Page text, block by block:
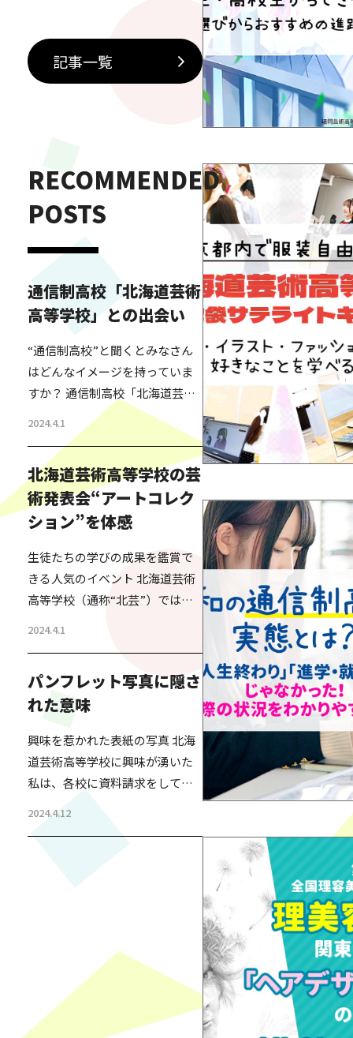
積んできた講師から直接指導を
受けられるこの機会は生徒たち
びとなっています。今回参加し
た特別授業では、プロならでは
の視点でダンス…
記事一覧
RECOMMENDED
POSTS
通信制高校「北海道芸術
高等学校」との出会い
“通信制高校”と聞くとみなさん
はどんなイメージを持っていま
すか？ 通信制高校「北海道芸術
高等学校」通称“北芸”の名前を
私が知ったのは、今からちょう
ど20年くらい前のこと。 北海道
で高校の資格が取れる学校の特
区ができるということで、その
特区を活用して、北海道芸術高
だった。 その話を人づてに聞い
た私は、単に高卒の資格を欲し
い人が通信制で簡単に資格を取
得する仕組みで、日本の過…
2024.4.1
北海道芸術高等学校の芸
術発表会“アートコレク
ション”を体感
生徒たちの学びの成果を鑑賞で
きる人気のイベント 北海道芸術
高等学校（通称“北芸”）では、
を毎年行っている。 生徒・保護
者・これから受験を考えている
方・生徒の母校の先生など、幅
広い方が生徒の様子を見に来ら
れる発表会である。2,000人ほど
収容できるホールが、毎年満員
になる人気のイベントだ。 その
発表会の成果を見れば…
2024.4.1
パンフレット写真に隠さ
れた意味
興味を惹かれた表紙の写真 北海
道芸術高等学校に興味が湧いた
私は、各校に資料請求をしてみ
真が掲載されていた。足を組ん
でる方もいて、それが少し気に
なったが、パンフレットをひと
通り読み終えた。 後日、職員の
2024.4.12